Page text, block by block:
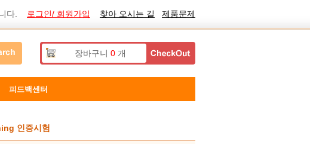
니다. 로그인/ 회원가입 찾아 오시는 길 제품문제
장바구니 0개
피드백센터
인증시험